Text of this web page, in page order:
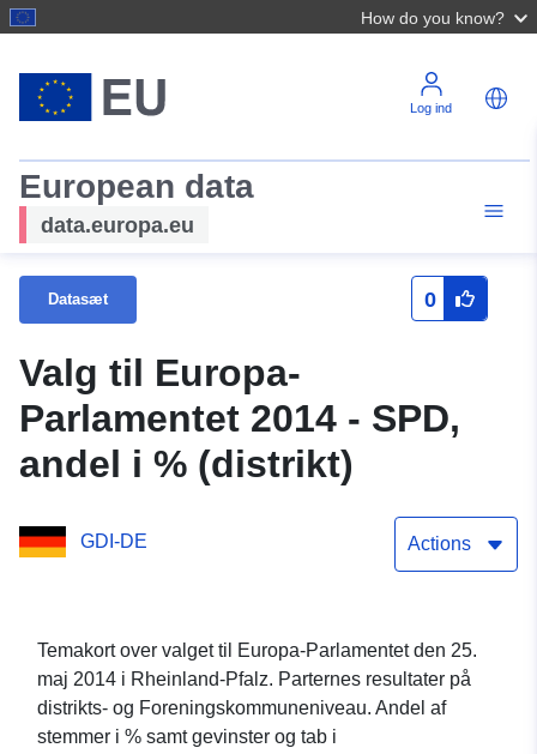
How do you know?
Log ind
European data
data.europa.eu
Datasæt 0
Valg til Europa-
Parlamentet 2014 - SPD,
andel i % (distrikt)
GDI-DE Actions
Temakort over valget til Europa-Parlamentet den 25.
maj 2014 i Rheinland-Pfalz. Parternes resultater på
distrikts- og Foreningskommuneniveau. Andel af
stemmer i % samt gevinster og tab i